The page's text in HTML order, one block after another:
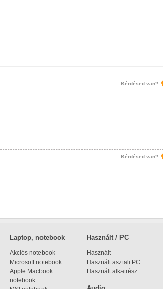
Kérdésed van?
Kérdésed van?
Laptop, notebook
Akciós notebook
Microsoft notebook
Apple Macbook
notebook
Használt / PC
Használt
Használt asztali PC
Használt alkatrész